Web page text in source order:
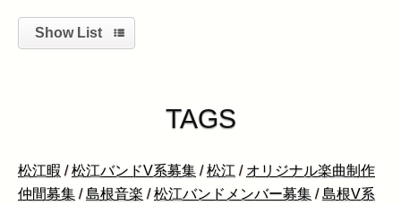
Show List
TAGS
松江暇 /松江バンドV系募集 /松江 / オリジナル楽曲制作
仲間募集 /島根音楽 /松江バンドメンバー募集 /島根V系